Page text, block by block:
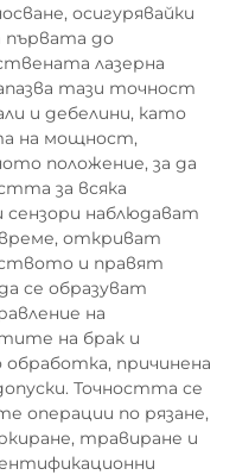
осигурявайки
първата до
лазерна
тази точност
и дебелини, като
на мощност,
положение, за да
за всяка
сензори наблюдават
време, откриват
и правят
се образуват
на
на брак и
причинена
Точността се
операции по рязане,
травиране и